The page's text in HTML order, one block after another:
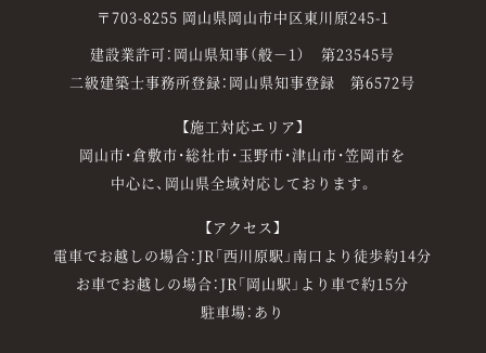
〒703-8255 岡山県岡山市中区東川原245-1
建設業許可：岡山県知事（般－1） 第23545号
二級建築士事務所登録：岡山県知事登録 第6572号
【施工対応エリア】
岡山市・倉敷市・総社市・玉野市・津山市・笠岡市を
中心に、岡山県全域対応しております。
【アクセス】
電車でお越しの場合：JR「西川原駅」南口より徒歩約14分
お車でお越しの場合：JR「岡山駅」より車で約15分
駐車場：あり